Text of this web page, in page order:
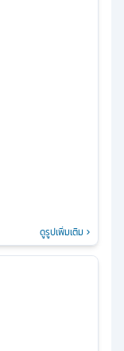
ดูรูปเพิ่มเติม